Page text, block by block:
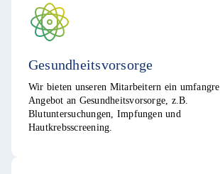
Gesundheitsvorsorge
Wir bieten unseren Mitarbeitern ein
Angebot an Gesundheitsvorsorge, z.B.
Blutuntersuchungen, Impfungen und
Hautkrebsscreening.